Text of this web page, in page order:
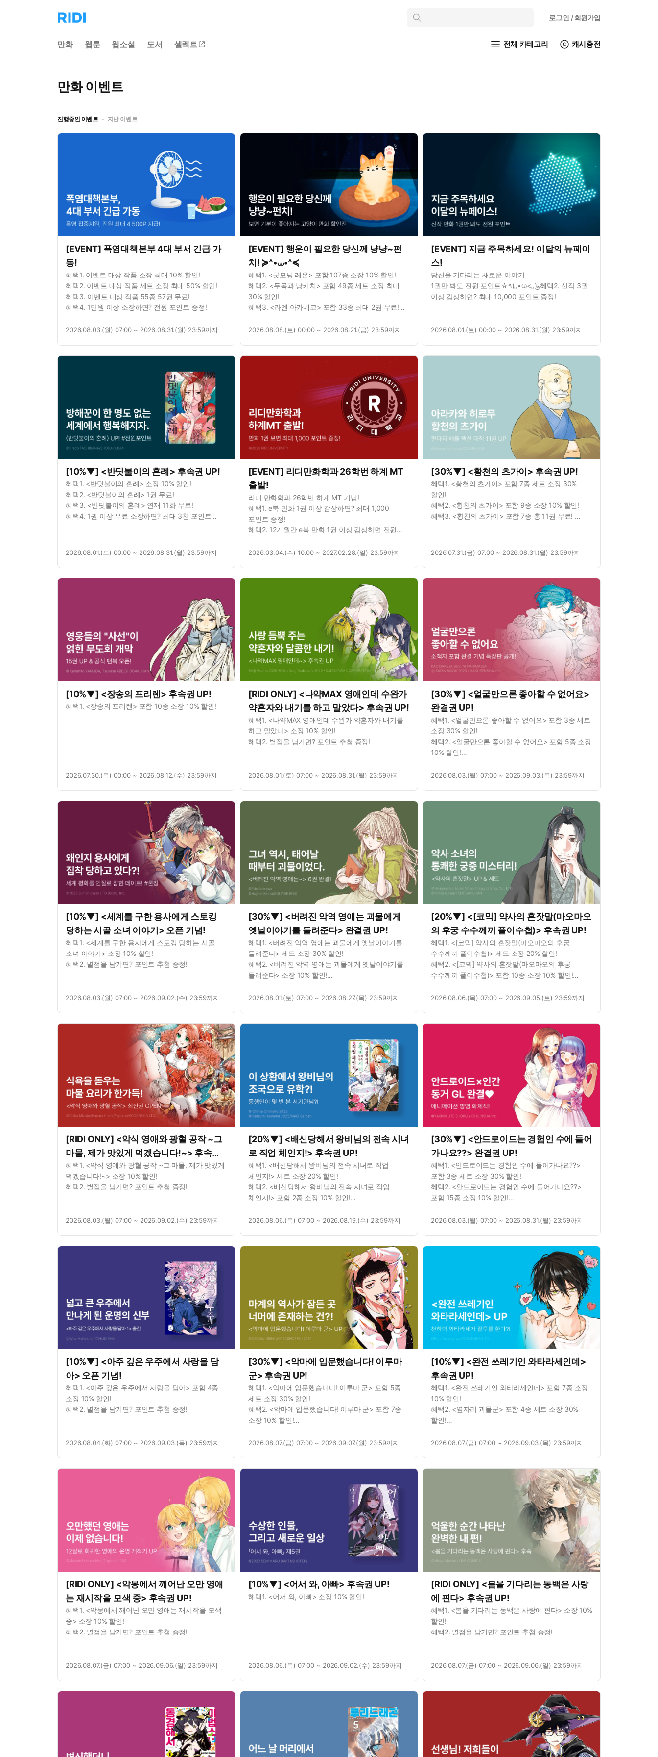
리
디
으
인
로그인 / 회원가입
만화 웹툰 웹소설 도서 셀렉트 전체 카테고리 캐시충전
만화이벤트
진행중인 이벤트 지난 이벤트
[EVENT] 폭염대책본부 4대 부서 긴급 가
동!
혜택1. 이벤트 대상 작품 소장 최대 10% 할인!
혜택2. 이벤트 대상 작품 세트 소장 최대 50% 할인!
혜택3. 이벤트 대상 작품 55종 57권 무료!
혜택4. 1만원 이상 소장하면? 전원 포인트 증정!
2026.08.03.(월) 07:00 ~ 2026.08.31.(월) 23:59까지
[EVENT] 행운이 필요한 당신께 냥냥~펀
치! ≽^•⩊•^≼
혜택1. <굿모닝 레온> 포함 107종 소장 10% 할인!
혜택2. <두목과 냥키치> 포함 49종 세트 소장 최대
30% 할인!
혜택3. <라멘 아카네코> 포함 33종 최대 2권 무료!
증정!
2026.08.08.(토) 00:00 ~ 2026.08.21.(금) 23:59까지
[EVENT] 지금 주목하세요! 이달의 뉴페이
스!
당신을 기다리는 새로운 이야기
1권만 봐도 전원 포인트☆٩(｡•ω<｡)و혜택2. 신작 3권
이상 감상하면? 최대 10,000 포인트 증정!
2026.08.01.(토) 00:00 ~ 2026.08.31.(월) 23:59까지
[10%▼] <반딧불이의 혼례> 후속권 UP!
혜택1. <반딧불이의 혼례> 소장 10% 할인!
혜택2. <반딧불이의 혼례> 1권 무료!
혜택3. <반딧불이의 혼례> 연재 11화 무료!
혜택4. 1권 이상 유료 소장하면? 최대 3천 포인트
2026.08.01.(토) 00:00 ~ 2026.08.31.(월) 23:59까지
[EVENT] 리디만화학과 26학번 하계 MT
출발!
리디 만화학과 26학번 하계 MT 기념!
혜택1. e북 만화 1권 이상 감상하면? 최대 1,000
포인트 증정!
혜택2. 12개월간 e북 만화 1권 이상 감상하면 전원
2026.03.04.(수) 10:00 ~ 2027.02.28.(일) 23:59까지
[30%▼] <황천의 츠가이> 후속권 UP!
혜택1. <황천의 츠가이> 포함 7종 세트 소장 30%
할인!
혜택2. <황천의 츠가이> 포함 9종 소장 10% 할인!
혜택3. <황천의 츠가이> 포함 7종 총 11권 무료!
2026.07.31.(금) 07:00 ~ 2026.08.31.(월) 23:59까지
[10%▼] <장송의 프리렌> 후속권 UP!
혜택1. <장송의 프리렌> 포함 10종 소장 10% 할인!
2026.07.30.(목) 00:00 ~ 2026.08.12.(수) 23:59까지
[RIDI ONLY] <나약MAX 영애인데 수완가
약혼자와 내기를 하고 말았다> 후속권 UP!
혜택1. <나약MAX 영애인데 수완가 약혼자와 내기를
하고 말았다> 소장 10% 할인!
혜택2. 별점을 남기면? 포인트 추첨 증정!
2026.08.01.(토) 07:00 ~ 2026.08.31.(월) 23:59까지
[30%▼] <얼굴만으론 좋아할 수 없어요>
완결권 UP!
혜택1. <얼굴만으론 좋아할 수 없어요> 포함 3종 세트
소장 30% 할인!
혜택2. <얼굴만으론 좋아할 수 없어요> 포함 5종 소장
10% 할인!
혜택4. <얼굴만으론 좋아할 수 없어요> 연재 포함 3종
2026.08.03.(월) 07:00 ~ 2026.09.03.(목) 23:59까지
[10%▼] <세계를 구한 용사에게 스토킹
당하는 시골 소녀 이야기> 오픈 기념!
혜택1. <세계를 구한 용사에게 스토킹 당하는 시골
소녀 이야기> 소장 10% 할인!
혜택2. 별점을 남기면? 포인트 추첨 증정!
2026.08.03.(월) 07:00 ~ 2026.09.02.(수) 23:59까지
[30%▼] <버려진 악역 영애는 괴물에게
옛날이야기를 들려준다> 완결권 UP!
혜택1. <버려진 악역 영애는 괴물에게 옛날이야기를
들려준다> 세트 소장 30% 할인!
혜택2. <버려진 악역 영애는 괴물에게 옛날이야기를
들려준다> 소장 10% 할인!
들려준다> 1권 무료!
2026.08.01.(토) 07:00 ~ 2026.08.27.(목) 23:59까지
[20%▼] <[코믹] 약사의 혼잣말(마오마오
의 후궁 수수께끼 풀이수첩)> 후속권 UP!
혜택1. <[코믹] 약사의 혼잣말(마오마오의 후궁
수수께끼 풀이수첩)> 세트 소장 20% 할인!
혜택2. <[코믹] 약사의 혼잣말(마오마오의 후궁
수수께끼 풀이수첩)> 포함 10종 소장 10% 할인!
수수께끼 풀이수첩)> 1권 무료!
2026.08.06.(목) 07:00 ~ 2026.09.05.(토) 23:59까지
[RIDI ONLY] <악식 영애와 광혈 공작 ~그
마물, 제가 맛있게 먹겠습니다!~> 후속권
UP!
혜택1. <악식 영애와 광혈 공작 ~그 마물, 제가 맛있게
먹겠습니다!~> 소장 10% 할인!
혜택2. 별점을 남기면? 포인트 추첨 증정!
2026.08.03.(월) 07:00 ~ 2026.09.02.(수) 23:59까지
[20%▼] <배신당해서 왕비님의 전속 시녀
로 직업 체인지!> 후속권 UP!
혜택1. <배신당해서 왕비님의 전속 시녀로 직업
체인지!> 세트 소장 20% 할인!
혜택2. <배신당해서 왕비님의 전속 시녀로 직업
체인지!> 포함 2종 소장 10% 할인!
체인지!> 포함 2종 대여 10% 할인!
2026.08.06.(목) 07:00 ~ 2026.08.19.(수) 23:59까지
[30%▼] <안드로이드는 경험인 수에 들어
가나요??> 완결권 UP!
혜택1. <안드로이드는 경험인 수에 들어가나요??>
포함 3종 세트 소장 30% 할인!
혜택2. <안드로이드는 경험인 수에 들어가나요??>
포함 15종 소장 10% 할인!
2026.08.03.(월) 07:00 ~ 2026.08.31.(월) 23:59까지
[10%▼] <아주 깊은 우주에서 사랑을 담
아> 오픈 기념!
혜택1. <아주 깊은 우주에서 사랑을 담아> 포함 4종
소장 10% 할인!
혜택2. 별점을 남기면? 포인트 추첨 증정!
2026.08.04.(화) 07:00 ~ 2026.09.03.(목) 23:59까지
[30%▼] <악마에 입문했습니다! 이루마
군> 후속권 UP!
혜택1. <악마에 입문했습니다! 이루마 군> 포함 5종
세트 소장 30% 할인!
혜택2. <악마에 입문했습니다! 이루마 군> 포함 7종
소장 10% 할인!
대여 10% 할인!
2026.08.07.(금) 07:00 ~ 2026.09.07.(월) 23:59까지
[10%▼] <완전 쓰레기인 와타라세인데>
후속권 UP!
혜택1. <완전 쓰레기인 와타라세인데> 포함 7종 소장
10% 할인!
혜택2. <옆자리 괴물군> 포함 4종 세트 소장 30%
할인!
혜택5. <옆자리 괴물군> 연재 포함 3종 총 21화 무료!
2026.08.07.(금) 07:00 ~ 2026.09.03.(목) 23:59까지
[RIDI ONLY] <악몽에서 깨어난 오만 영애
는 재시작을 모색 중> 후속권 UP!
혜택1. <악몽에서 깨어난 오만 영애는 재시작을 모색
중> 소장 10% 할인!
혜택2. 별점을 남기면? 포인트 추첨 증정!
2026.08.07.(금) 07:00 ~ 2026.09.06.(일) 23:59까지
[10%▼] <어서 와, 아빠> 후속권 UP!
혜택1. <어서 와, 아빠> 소장 10% 할인!
2026.08.06.(목) 07:00 ~ 2026.09.02.(수) 23:59까지
[RIDI ONLY] <봄을 기다리는 동백은 사랑
에 핀다> 후속권 UP!
혜택1. <봄을 기다리는 동백은 사랑에 핀다> 소장 10%
할인!
혜택2. 별점을 남기면? 포인트 추첨 증정!
2026.08.07.(금) 07:00 ~ 2026.09.06.(일) 23:59까지